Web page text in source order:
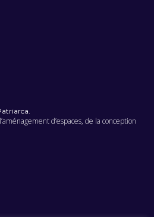
d’espaces, de la conception